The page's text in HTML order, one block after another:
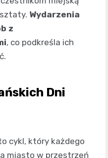
Wydarzenia
z
, co podkreśla ich
Dni
cykl, który każdego
miasto w przestrzeń